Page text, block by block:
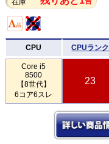
CPU CPUランク
Core i5
8500
【8世代】
6コア6スレ
23